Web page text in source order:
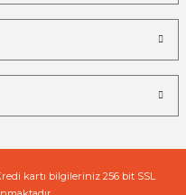
kartı bilgileriniz 256 bit SSL